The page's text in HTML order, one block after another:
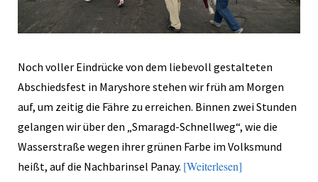
Noch voller Eindrücke von dem liebevoll gestalteten
Abschiedsfest in Maryshore stehen wir früh am Morgen
auf, um zeitig die Fähre zu erreichen. Binnen zwei Stunden
gelangen wir über den „Smaragd-Schnellweg“, wie die
Wasserstraße wegen ihrer grünen Farbe im Volksmund
heißt, auf die Nachbarinsel Panay. Weiterlesen